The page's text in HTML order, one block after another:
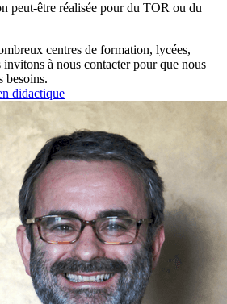
peut-être réalisée pour du TOR ou du
centres de formation, lycées,
à nous contacter pour que nous
besoins.
didactique